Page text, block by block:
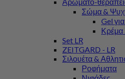
Σώμα &
Gel
Κρέμα
Set LR
ZEITGARD - LR
Σιλουέτα &
Ροφήματα